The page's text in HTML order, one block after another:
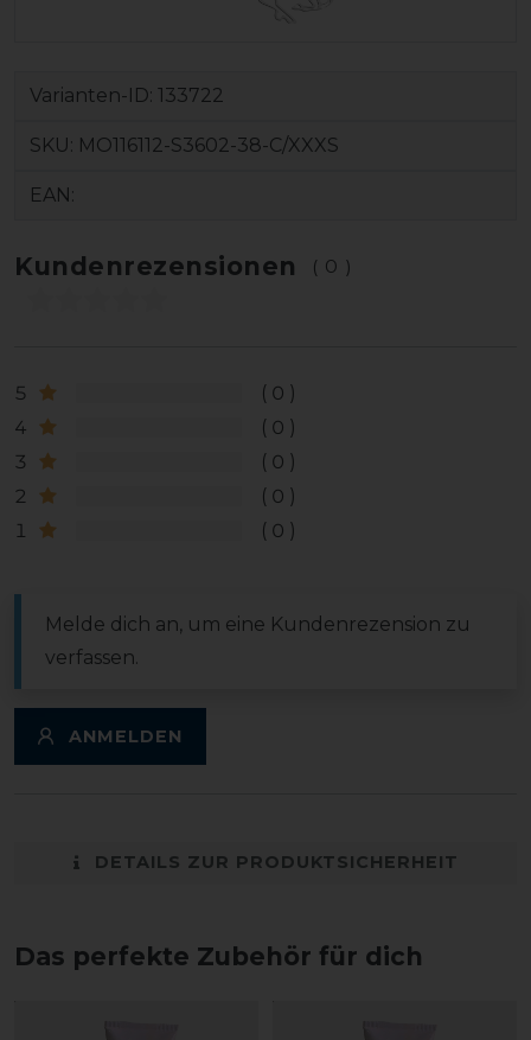
Varianten-ID: 133722
SKU: MO116112-S3602-38-C/XXXS
EAN:
Kundenrezensionen (0)
5
0
4
0
3
0
2
0
1
0
Melde dich an, um eine Kundenrezension zu
verfassen.
ANMELDEN
DETAILS ZUR PRODUKTSICHERHEIT
Das perfekte Zubehör für dich